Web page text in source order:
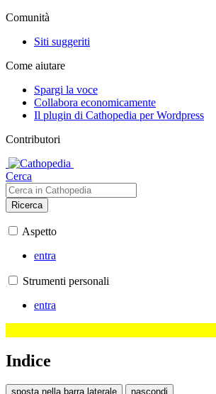
Comunità
Siti suggeriti
Come aiutare
Spargi la voce
Collabora economicamente
Il plugin di Cathopedia per Wordpress
Contributori
Cerca
Ricerca
Aspetto
entra
Strumenti personali
entra
Indice
sposta nella barra laterale nascondi